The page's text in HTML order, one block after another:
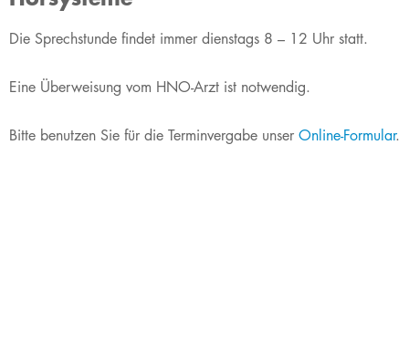
Die Sprechstunde findet immer dienstags 8 – 12 Uhr statt.
Eine Überweisung vom HNO-Arzt ist notwendig.
Bitte benutzen Sie für die Terminvergabe unser Online-Formular.